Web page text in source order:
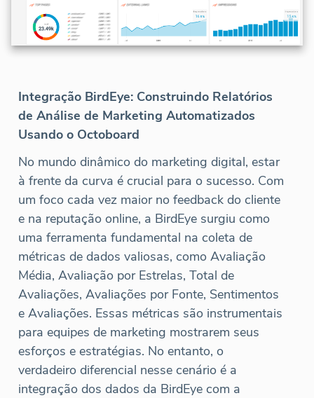
Integração BirdEye: Construindo Relatórios
de Análise de Marketing Automatizados
Usando o Octoboard
No mundo dinâmico do marketing digital, estar
à frente da curva é crucial para o sucesso. Com
um foco cada vez maior no feedback do cliente
e na reputação online, a BirdEye surgiu como
uma ferramenta fundamental na coleta de
métricas de dados valiosas, como Avaliação
Média, Avaliação por Estrelas, Total de
Avaliações, Avaliações por Fonte, Sentimentos
e Avaliações. Essas métricas são instrumentais
para equipes de marketing mostrarem seus
esforços e estratégias. No entanto, o
verdadeiro diferencial nesse cenário é a
integração dos dados da BirdEye com a